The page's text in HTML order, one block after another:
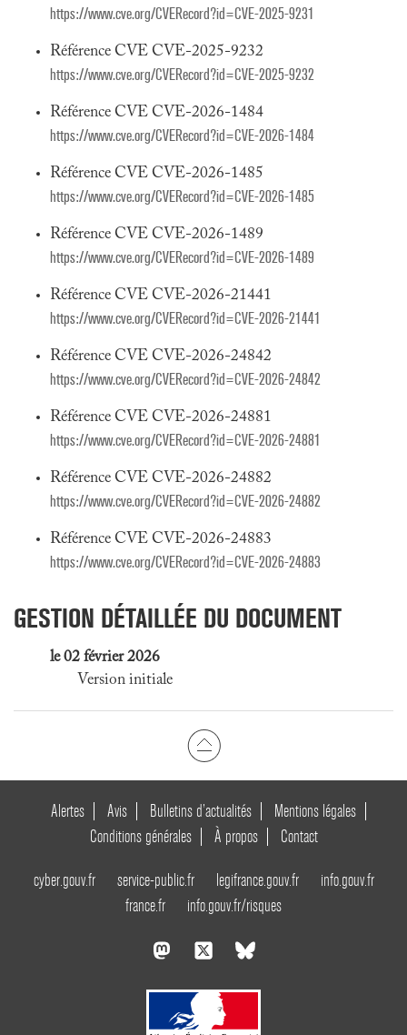
https://www.cve.org/CVERecord?id=CVE-2025-9231
Référence CVE CVE-2025-9232
https://www.cve.org/CVERecord?id=CVE-2025-9232
Référence CVE CVE-2026-1484
https://www.cve.org/CVERecord?id=CVE-2026-1484
Référence CVE CVE-2026-1485
https://www.cve.org/CVERecord?id=CVE-2026-1485
Référence CVE CVE-2026-1489
https://www.cve.org/CVERecord?id=CVE-2026-1489
Référence CVE CVE-2026-21441
https://www.cve.org/CVERecord?id=CVE-2026-21441
Référence CVE CVE-2026-24842
https://www.cve.org/CVERecord?id=CVE-2026-24842
Référence CVE CVE-2026-24881
https://www.cve.org/CVERecord?id=CVE-2026-24881
Référence CVE CVE-2026-24882
https://www.cve.org/CVERecord?id=CVE-2026-24882
Référence CVE CVE-2026-24883
https://www.cve.org/CVERecord?id=CVE-2026-24883
GESTION DÉTAILLÉE DU DOCUMENT
le 02 février 2026
Version initiale
Alertes Avis Bulletins d’actualités
Mentions légales
Conditions générales
À propos Contact
cyber.gouv.fr service-public.fr legifrance.gouv.fr
info.gouv.fr
france.fr
info.gouv.fr/risques